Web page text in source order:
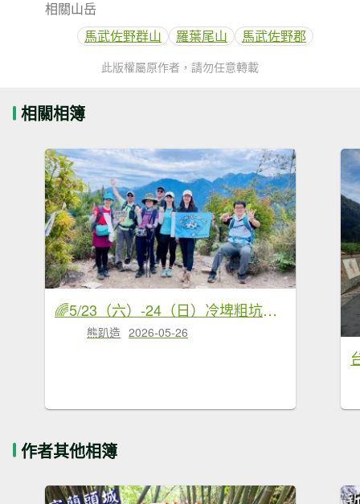
相關山岳
馬武佐野群山
羅葉尾山 馬武佐野郡
此版權屬原作者，請勿任意轉載
相關相簿
🌈5/23（六）-24（日）冷埤粗坑山×羅馬縱走FB：熊熊趴爬走(富裕登山社)🌈
熊趴造 2026-05-26
作者其他相簿